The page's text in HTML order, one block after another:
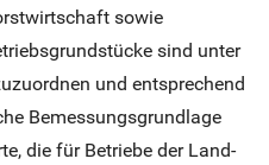
sowie
sind unter
und entsprechend
Bemessungsgrundlage
die für Betriebe der Land-